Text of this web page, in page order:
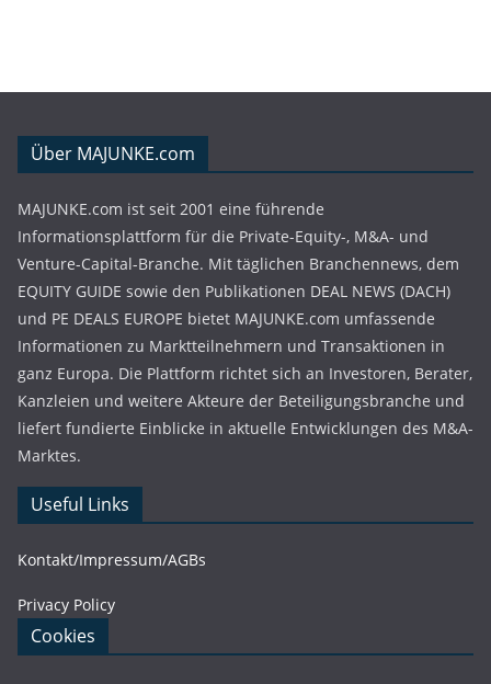
Über MAJUNKE.com
MAJUNKE.com ist seit 2001 eine führende
Informationsplattform für die Private-Equity-, M&A- und
Venture-Capital-Branche. Mit täglichen Branchennews, dem
EQUITY GUIDE sowie den Publikationen DEAL NEWS (DACH)
und PE DEALS EUROPE bietet MAJUNKE.com umfassende
Informationen zu Marktteilnehmern und Transaktionen in
ganz Europa. Die Plattform richtet sich an Investoren, Berater,
Kanzleien und weitere Akteure der Beteiligungsbranche und
liefert fundierte Einblicke in aktuelle Entwicklungen des M&A-
Marktes.
Useful Links
Kontakt/Impressum/AGBs
Privacy Policy
Cookies